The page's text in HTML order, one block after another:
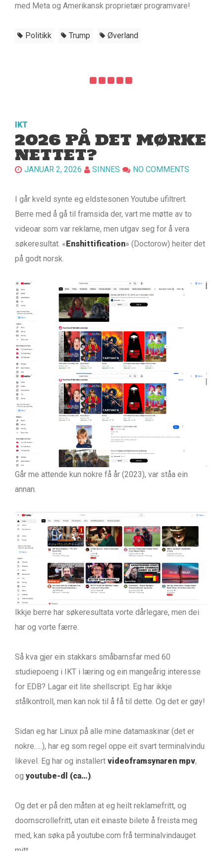
med Meta og Amerikansk proprietær programvare!
Politikk Trump Øverland
IKT
2026 PÅ DET MØRKE
NETTET?
JANUAR 2, 2026 SINNES NO COMMENTS
I går kveld synte eg eldstesonen Youtube ufiltrert.
Berre med å gå til framsida der, vart me møtte av to
videoar som var reklame, men utgav seg for å vera
søkeresultat. «Enshittification» (Doctorow) heiter det
på godt norsk.
Går me attende kun nokre få år (2023), var ståa ein
annan.
Ikkje berre har søkeresultata vorte dårlegare, men dei
har og vorte færre.
Så kva gjer ein stakkars småbarnsfar med 60
studiepoeng i IKT i læring og ein mangeårig interesse
for EDB? Lagar eit lite shellscript. Eg har ikkje
stålkontroll, men kan nok til å få til dette. Og det er gøy!
Sidan eg har Linux på alle mine datamaskinar (det er
nokre…..), har eg som regel oppe eit svart terminalvindu
likevel. Eg har og installert videoframsynaren mpv,
og youtube-dl (ca…).
Og det er på den måten at eg heilt reklamefritt, og
doomscrollefritt, utan eit einaste bilete å freista meg
med, kan søka på youtube.com frå terminalvindauget